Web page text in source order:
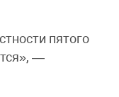
пятого
—